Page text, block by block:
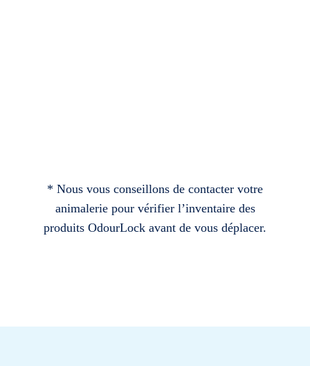
* Nous vous conseillons de contacter votre
animalerie pour vérifier l’inventaire des
produits OdourLock avant de vous déplacer.